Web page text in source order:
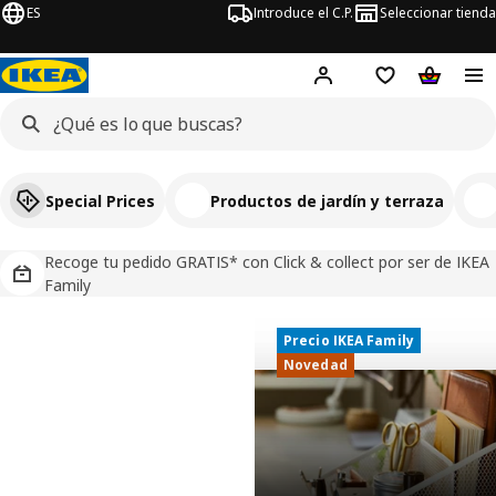
ES Introduce el C.P. Seleccionar tienda
Hej! Iniciar sesión
Lista de deseos
Carrito
Recoge tu pedido GRATIS* con Click & collect por ser de IKEA
Family
Special Prices Productos de jardín y terraza
IKEA, tu tienda de muebles y
Novedad
Precio IKEA Family
Precio IKEA Family